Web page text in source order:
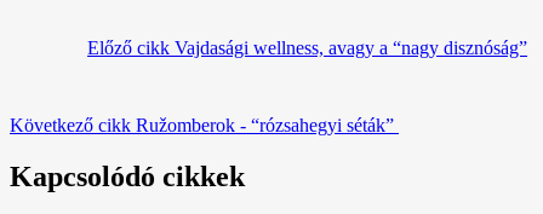
Előző cikk Vajdasági wellness, avagy a “nagy disznóság”
Következő cikk Ružomberok - “rózsahegyi séták”
Kapcsolódó cikkek